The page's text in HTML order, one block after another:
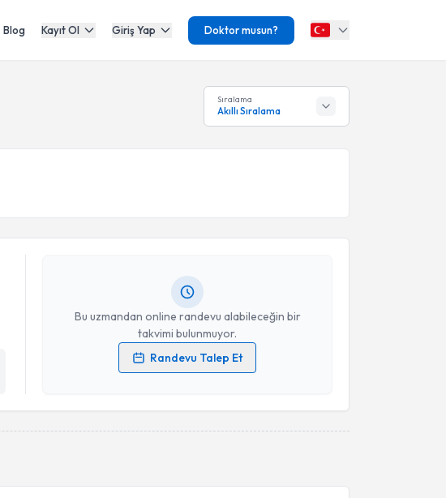
Blog Kayıt Ol Giriş Yap Doktor musun?
Sıralama
Akıllı Sıralama
Bu uzmandan online randevu alabileceğin bir
takvimi bulunmuyor.
Randevu Talep Et
Kişisel verilerimin işlenmesine ilişkinAydınlatma Metni
işlenmesini kabul ediyorum.